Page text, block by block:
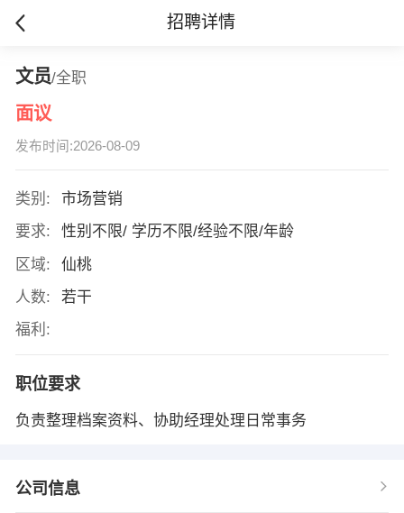
招聘详情
文员/全职
面议
发布时间:2026-08-09
类别:
市场营销
要求:
性别不限/ 学历不限/经验不限/年龄
区域:
仙桃
人数:
若干
福利:
职位要求
负责整理档案资料、协助经理处理日常事务
公司信息